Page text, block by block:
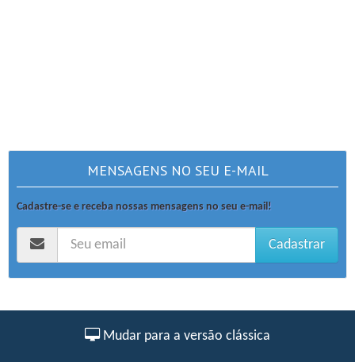
MENSAGENS NO SEU E-MAIL
Cadastre-se e receba nossas mensagens no seu e-mail!
Cadastrar
Mudar para a versão clássica